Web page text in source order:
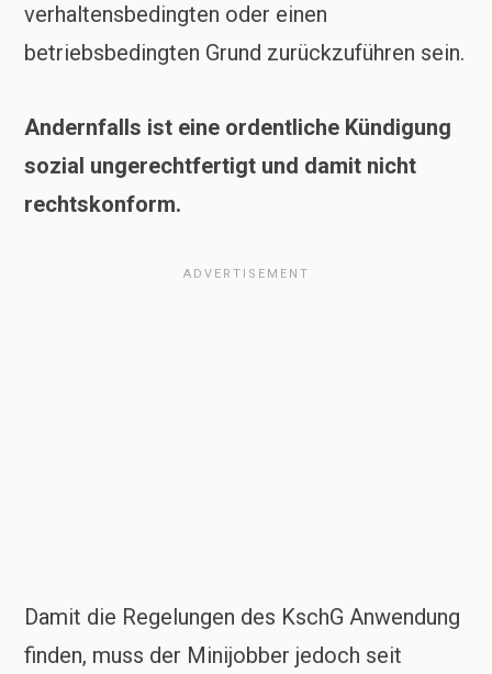
verhaltensbedingten oder einen
betriebsbedingten Grund zurückzuführen sein.
Andernfalls ist eine ordentliche Kündigung
sozial ungerechtfertigt und damit nicht
rechtskonform.
Damit die Regelungen des KschG Anwendung
finden, muss der Minijobber jedoch seit